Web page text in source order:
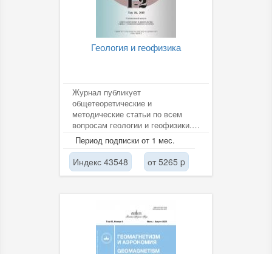
Геология и геофизика
Журнал публикует
общетеоретические и
методические статьи по всем
вопросам геологии и геофизики.
Его отличие от других
геологических журналов в...
Период подписки от 1 мес.
Индекс 43548 от 5265 p